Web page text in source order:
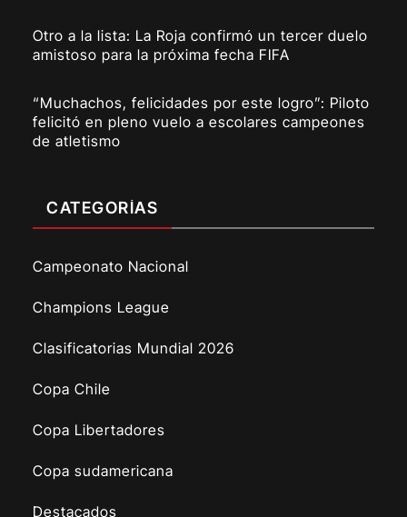
Otro a la lista: La Roja confirmó un tercer duelo
amistoso para la próxima fecha FIFA
“Muchachos, felicidades por este logro”: Piloto
felicitó en pleno vuelo a escolares campeones
de atletismo
CATEGORÍAS
Campeonato Nacional
Champions League
Clasificatorias Mundial 2026
Copa Chile
Copa Libertadores
Copa sudamericana
Destacados